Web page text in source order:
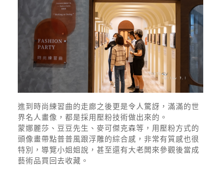
進到時尚練習曲的走廊之後更是令人驚訝，滿滿的世
界名人畫像，都是採用壓粉技術做出來的。
蒙娜麗莎、豆豆先生、麥可傑克森等，用壓粉方式的
頭像畫帶點普普風跟浮雕的綜合感，非常有質感也很
特別，導覽小姐姐說，甚至還有大老闆來參觀後當成
藝術品買回去收藏。